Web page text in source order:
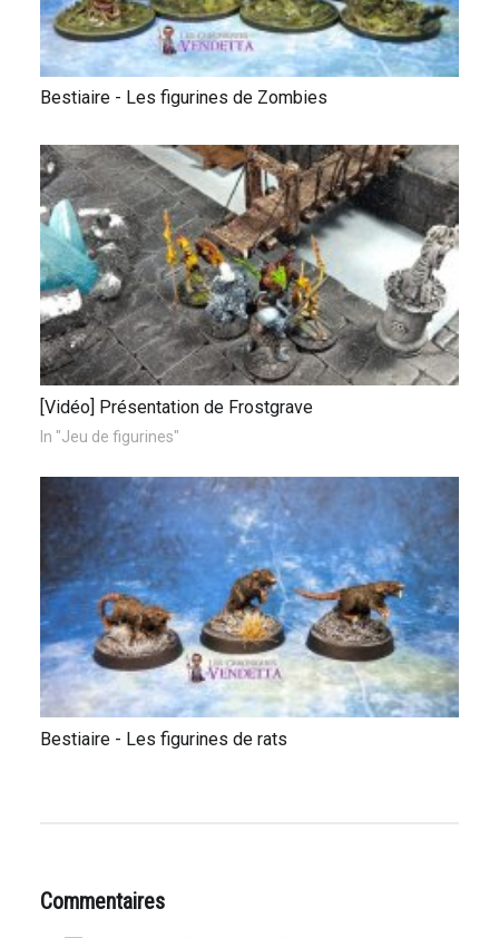
Bestiaire - Les figurines de Zombies
[Vidéo] Présentation de Frostgrave
In "Jeu de figurines"
Bestiaire - Les figurines de rats
Commentaires